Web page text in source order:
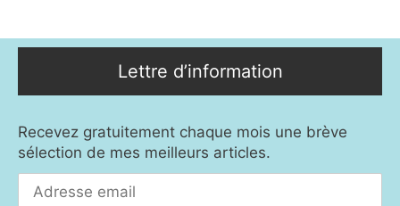
Lettre d’information
Recevez gratuitement chaque mois une brève
sélection de mes meilleurs articles.